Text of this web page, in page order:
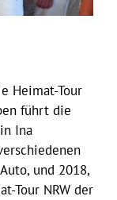
Heimat-Tour
führt die
Ina
und 2018,
Tour NRW der